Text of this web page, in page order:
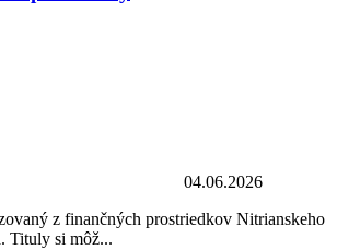
04.06.2026
z finančných prostriedkov Nitrianskeho
Tituly si môž...